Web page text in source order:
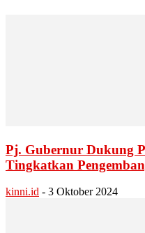
Pj. Gubernur Dukung
Tingkatkan
kinni.id - 3 Oktober 2024